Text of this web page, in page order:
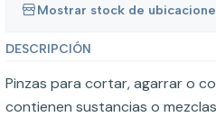
Mostrar stock de
DESCRIPCIÓN
Pinzas para cortar, agarrar o
contienen sustancias o